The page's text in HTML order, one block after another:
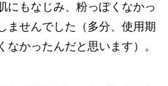
にもなじみ、粉っぽくなかっ
ませんでした（多分、使用期
なかったんだと思います）。